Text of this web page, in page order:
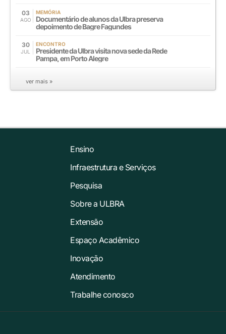
03
AGO
MEMÓRIA
Documentário de alunos da Ulbra preserva
depoimento de Bagre Fagundes
30
JUL
ENCONTRO
Presidente da Ulbra visita nova sede da Rede
Pampa, em Porto Alegre
ver mais »
Ensino
Infraestrutura e Serviços
Pesquisa
Sobre a ULBRA
Extensão
Espaço Acadêmico
Inovação
Atendimento
Trabalhe conosco